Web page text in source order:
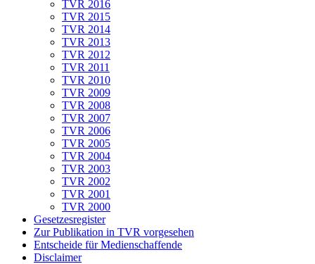
TVR 2016
TVR 2015
TVR 2014
TVR 2013
TVR 2012
TVR 2011
TVR 2010
TVR 2009
TVR 2008
TVR 2007
TVR 2006
TVR 2005
TVR 2004
TVR 2003
TVR 2002
TVR 2001
TVR 2000
Gesetzesregister
Zur Publikation in TVR vorgesehen
Entscheide für Medienschaffende
Disclaimer